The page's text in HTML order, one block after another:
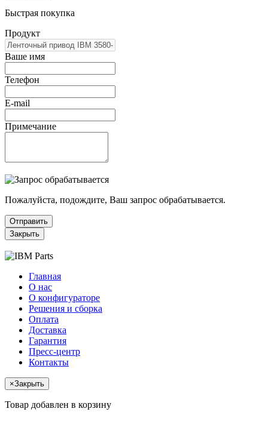
Быстрая покупка
Продукт
Ваше имя
Телефон
E-mail
Примечание
Пожалуйста, подождите, Ваш запрос обрабатывается.
Отправить
Закрыть
Главная
О нас
О конфигураторе
Решения и сборка
Оплата
Доставка
Гарантия
Пресс-центр
Контакты
×Закрыть
Товар добавлен в корзину